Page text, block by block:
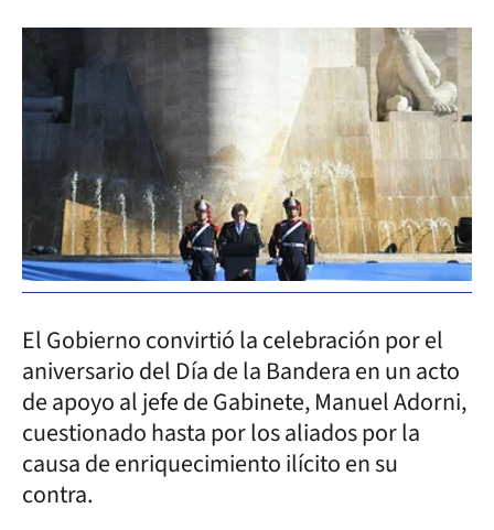
El Gobierno convirtió la celebración por el
aniversario del Día de la Bandera en un acto
de apoyo al jefe de Gabinete, Manuel Adorni,
cuestionado hasta por los aliados por la
causa de enriquecimiento ilícito en su
contra.